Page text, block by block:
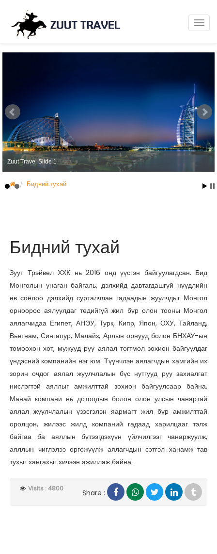
Zuut Travel Slide 1
Бидний тухай
Бидний тухай
Зуут Трэйвел ХХК нь 2016 онд үүсгэн байгуулагдсан. Бид
Монголын унаган байгаль, дэлхийд давтагдашгүй нүүдлийн
өв соёлоо дэлхийд сурталчлан гадаадын жуулчдыг Монгол
орноороо аялуулдаг төдийгүй жил бүр олон тооны Монгол
аялагчидаа Египет, АНЭУ, Турк, Кипр, Япон, ОХУ, Тайланд,
Вьетнам, Сингапур, Малайз, Арлын орнууд болон БНХАУ-ын
томоохон хот, мужууд руу аялал тогтмол зохион байгуулдаг
үндэсний компанийн нэг юм. Түүнчлэн аялагчдын хамгийн их
зорин очдог аялал жуулчлалын бүс нутгууд руу захиалгат
нислэгтэй аяллыг амжилттай зохион байгуулсаар байна.
Манай компани нь дотоодын болон олон улсын чанартай
аялал жуулчлалын үзэсгэлэн яармагт жил бүр амжилттай
оролцон, жилээс жилд компаний гадаад харилцааг тэлж
байгаа ба аяллын бүтээгдэхүүн үйлчилгээг чанаржуулж,
аяллын чиглэлээ өргөжүүлж аялагчдын сэтгэл ханамж тав
тухыг хангахыг хичээн ажиллаж байна.
Visits : 4800 Share :